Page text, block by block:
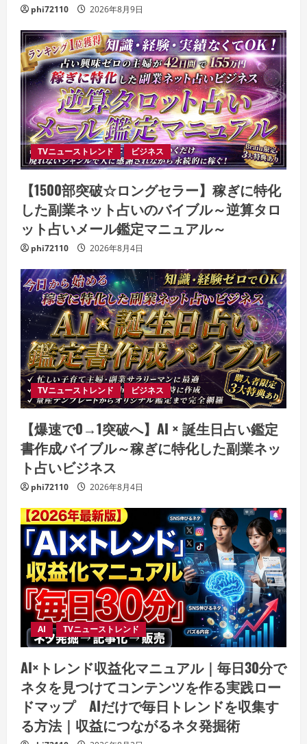
phi72110 2026年8月9日
TVニューストレンド ビジネス
【1500部突破☆ロングセラー】稼ぎに特化
した副業ネット占いのバイブル～逆算タロ
ット占いメール鑑定マニュアル～
phi72110 2026年8月4日
TVニューストレンド ビジネス
【爆速で0→1突破へ】AI × 誕生日占い鑑定
書作成バイブル～稼ぎに特化した副業ネッ
ト占いビジネス
phi72110 2026年8月4日
AI TVニューストレンド
AI×トレンド収益化マニュアル｜毎日30分で
ネタを見つけてコンテンツを作る実践ロー
ドマップ AIだけで毎日トレンドを収集す
る方法｜収益につながるネタ発掘術